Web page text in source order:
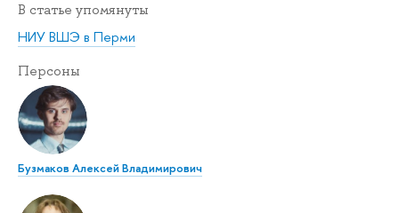
В статье упомянуты
НИУ ВШЭ в Перми
Персоны
Бузмаков Алексей Владимирович